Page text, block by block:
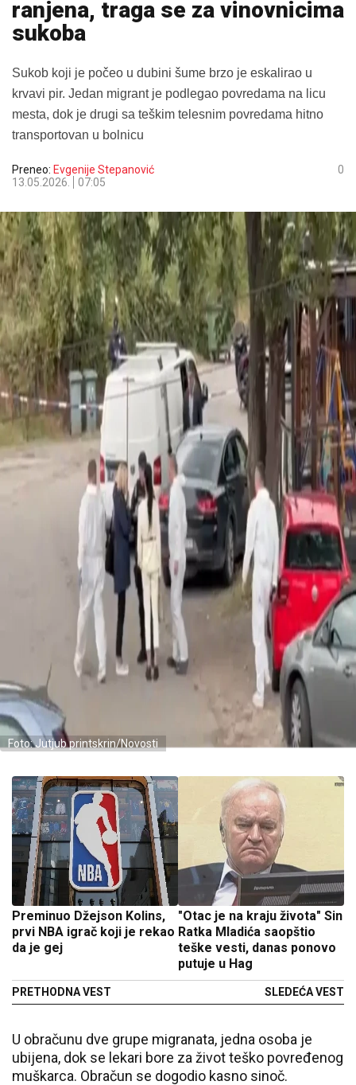
ranjena, traga se za vinovnicima
sukoba
Sukob koji je počeo u dubini šume brzo je eskalirao u
krvavi pir. Jedan migrant je podlegao povredama na licu
mesta, dok je drugi sa teškim telesnim povredama hitno
transportovan u bolnicu
Preneo: Evgenije Stepanović
13.05.2026.
07:05
0
Foto: Jutjub printskrin/Novosti
Preminuo Džejson Kolins,
prvi NBA igrač koji je rekao
da je gej
PRETHODNA VEST
"Otac je na kraju života" Sin
Ratka Mladića saopštio
teške vesti, danas ponovo
putuje u Hag
SLEDEĆA VEST
U obračunu dve grupe migranata, jedna osoba je
ubijena, dok se lekari bore za život teško povređenog
muškarca. Obračun se dogodio kasno sinoč.